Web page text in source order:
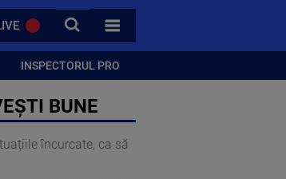
CAUTA
TOATE CATEGORIILE
INSPECTORUL PRO
BUNE
încurcate, ca să